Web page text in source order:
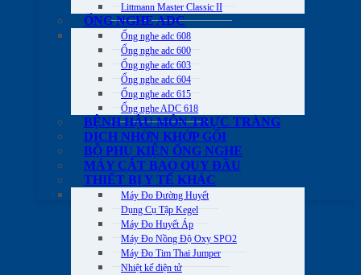
Littmann Master Classic II
ỐNG NGHE ADC
Ống nghe adc 608
Ống nghe adc 600
Ống nghe adc 603
Ống nghe adc 604
Ống nghe adc 615
Ống nghe ADC 618
BỆNH HẬU MÔN TRỰC TRÀNG
DỊCH NHỜN KHỚP GỐI
BỘ PHỤ KIỆN ỐNG NGHE
MÁY CẮT BAO QUY ĐẦU
THIẾT BỊ Y TẾ KHÁC
Máy Đo Đường Huyết
Dụng Cụ Tập Kegel
Máy Đo Huyết Áp
Máy Đo Nồng Độ Oxy SPO2
Máy Đo Tim Thai Jumper
Nhiệt kế điện tử